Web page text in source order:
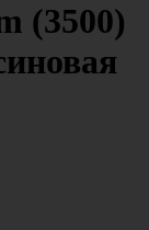
(3500)